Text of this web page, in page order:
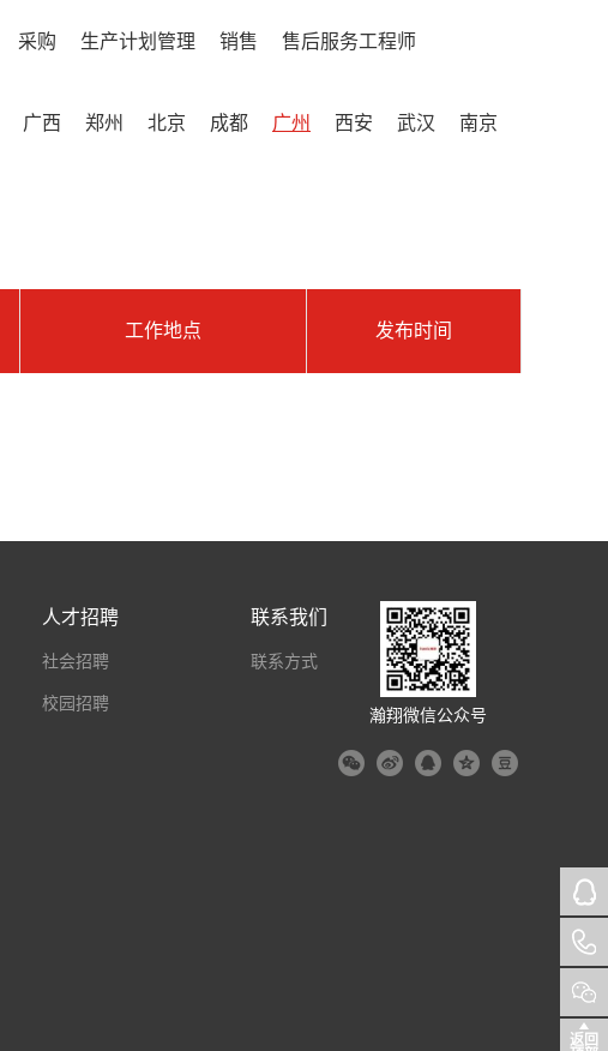
采购 生产计划管理 销售
售后服务工程师
广西 郑州 北京 成都 广州 西安 武汉
南京
工作地点 发布时间
瀚翔微信公众号
人才招聘
社会招聘
校园招聘
联系我们
联系方式
返回